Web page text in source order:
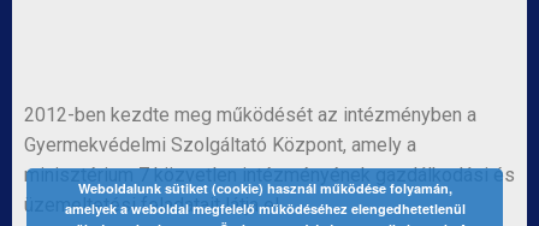
2012-ben kezdte meg működését az intézményben a
Gyermekvédelmi Szolgáltató Központ, amely a
minisztérium 7 közvetlen intézményének gazdálkodási és
üzemeltetési feladatait látja el.
Weboldalunk sütiket (cookie) használ működése folyamán,
amelyek a weboldal megfelelő működéséhez elengedhetetlenül